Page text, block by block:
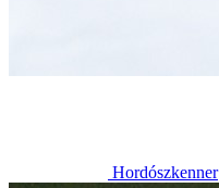
Hordószkenner